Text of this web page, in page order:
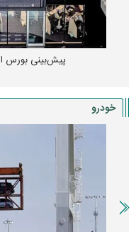
پیش‌بینی بورس امروز
خودرو